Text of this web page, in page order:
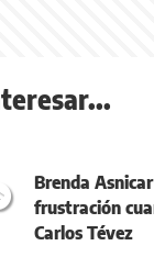
Brenda
frustración
Carlos Tévez